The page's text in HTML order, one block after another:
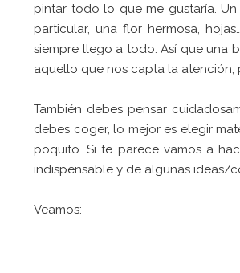
pintar todo lo que me gustaría.
particular, una flor hermosa,
siempre llego a todo. Así que una
aquello que nos capta la atención,
También debes pensar
debes coger, lo mejor es elegir
poquito. Si te parece vamos a
indispensable y de algunas ideas/
Veamos: